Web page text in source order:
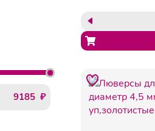
КОМПЛЕКТ 2 шт.,